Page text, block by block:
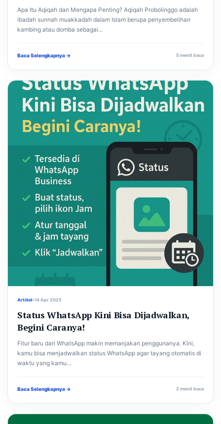
Apa Itu Aqiqah dan Mengapa Penting? Aqiqah Probolinggo adalah
ibadah sunnah muakkadah dalam Islam berupa penyembelihan
kambing atau domba sebagai...
Baca Selengkapnya → 5 menit baca
Artikel•14 Apr 2025
Status WhatsApp Kini Bisa Dijadwalkan,
Begini Caranya!
Fitur baru dari WhatsApp makin memanjakan penggunanya. Kini,
kamu bisa menjadwalkan status WhatsApp agar tayang otomatis di
waktu yang kamu...
Baca Selengkapnya → 2 menit baca